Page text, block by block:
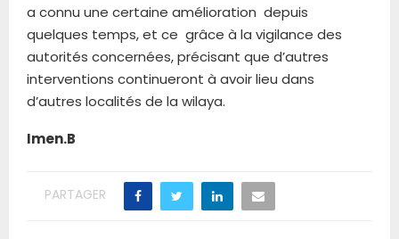
a connu une certaine amélioration depuis
quelques temps, et ce grâce à la vigilance des
autorités concernées, précisant que d’autres
interventions continueront à avoir lieu dans
d’autres localités de la wilaya.
Imen.B
PARTAGER